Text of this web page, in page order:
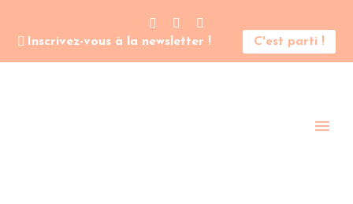
Inscrivez-vous à la newsletter ! C'est parti !